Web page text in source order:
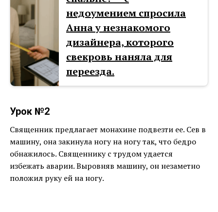
недоумением спросила
Анна у незнакомого
дизайнера, которого
свекровь наняла для
переезда.
Урок №2
Священник предлагает монахине подвезти ее. Сев в
машину, она закинула ногу на ногу так, что бедро
обнажилось. Священнику с трудом удается
избежать аварии. Выровняв машину, он незаметно
положил руку ей на ногу.